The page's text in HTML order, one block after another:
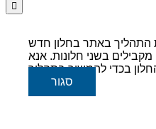
בשני חלונות. אנא
סגור